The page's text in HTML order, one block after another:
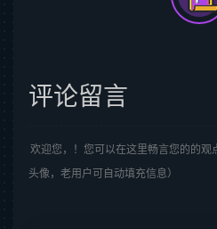
评论留言
欢迎您，！您可以在这里畅言您的的
头像，老用户可自动填充信息）